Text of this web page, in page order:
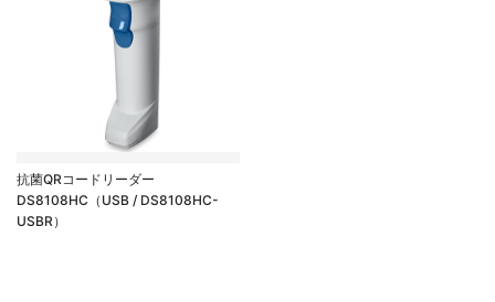
抗菌QRコードリーダー
DS8108HC（USB / DS8108HC-
USBR）